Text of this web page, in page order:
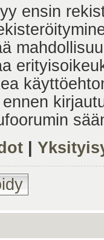
ensin